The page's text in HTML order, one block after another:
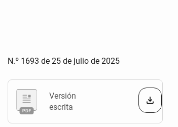
N.º 1693 de 25 de julio de 2025
Versión
escrita